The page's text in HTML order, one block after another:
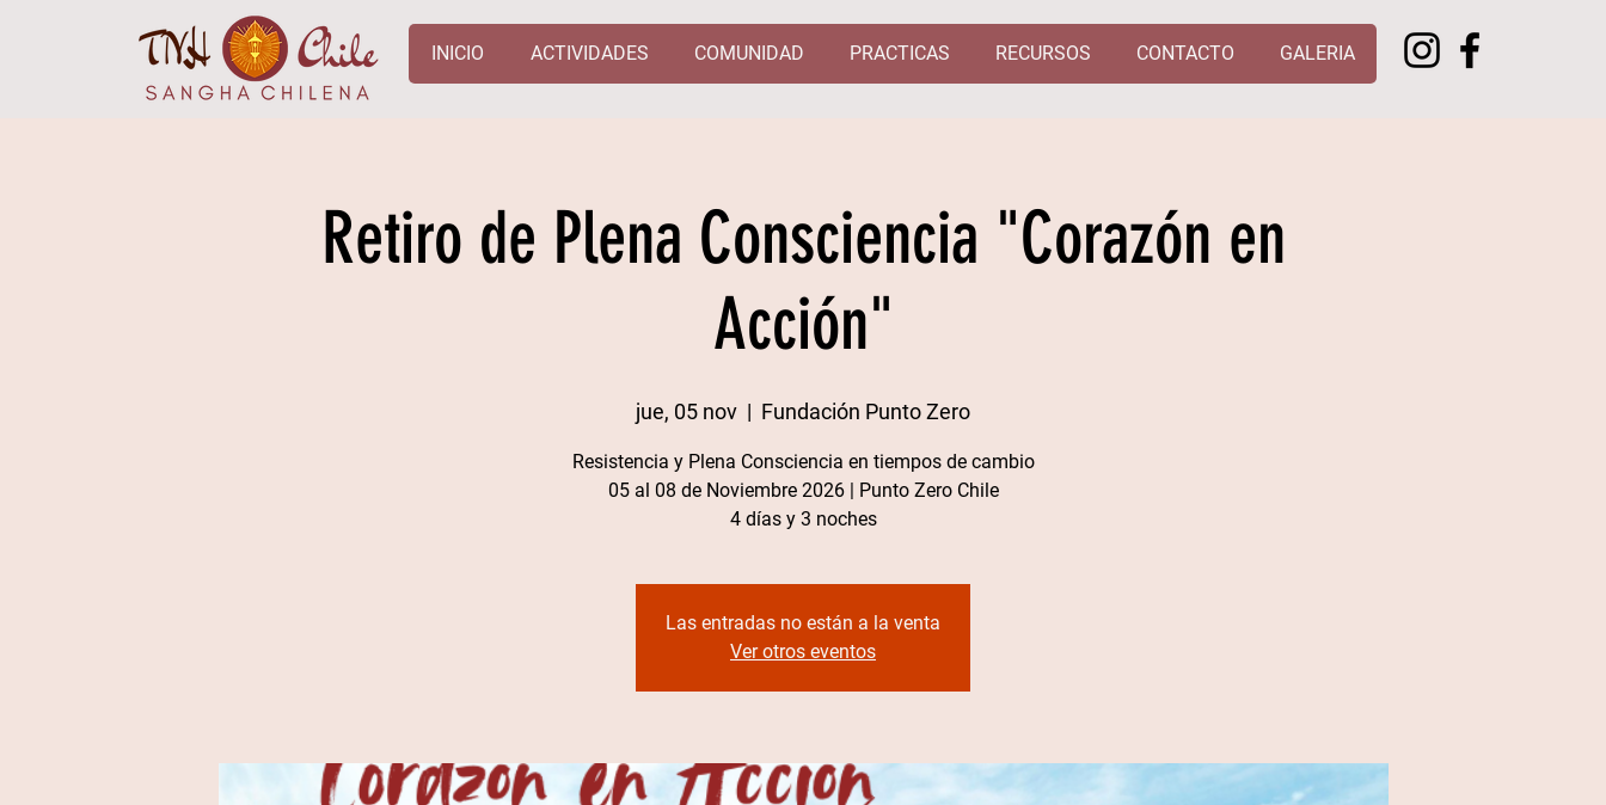
INICIO ACTIVIDADES COMUNIDAD PRACTICAS RECURSOS CONTACTO GALERIA
Retiro de Plena Consciencia "Corazón en
Acción"
jue, 05 nov
  |
Fundación Punto Zero
Resistencia y Plena Consciencia en tiempos de cambio
05 al 08 de Noviembre 2026 | Punto Zero Chile​
4 días y 3 noches
Las entradas no están a la venta
Ver otros eventos